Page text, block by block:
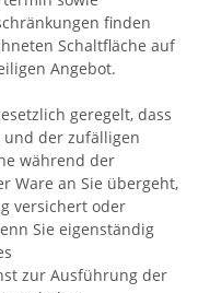
finden
Schaltfläche auf
Angebot.
geregelt, dass
und der zufälligen
während der
Ware an Sie übergeht,
versichert oder
Sie eigenständig
zur Ausführung der